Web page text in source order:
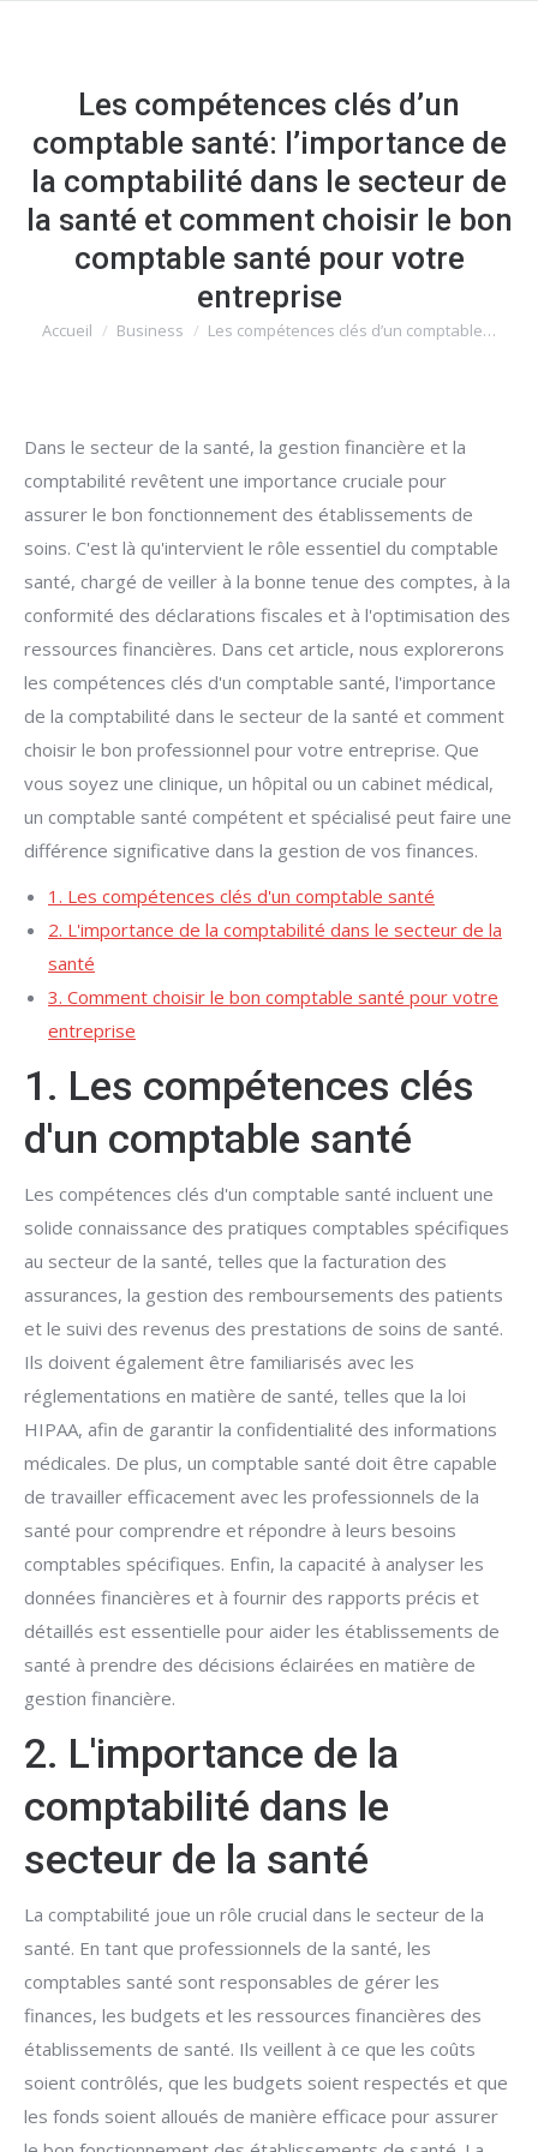
Les compétences clés d’un
comptable santé: l’importance de
la comptabilité dans le secteur de
la santé et comment choisir le bon
comptable santé pour votre
entreprise
Vous êtes ici :
Accueil Business Les compétences clés d’un comptable…
Dans le secteur de la santé, la gestion financière et la
comptabilité revêtent une importance cruciale pour
assurer le bon fonctionnement des établissements de
soins. C'est là qu'intervient le rôle essentiel du comptable
santé, chargé de veiller à la bonne tenue des comptes, à la
conformité des déclarations fiscales et à l'optimisation des
ressources financières. Dans cet article, nous explorerons
les compétences clés d'un comptable santé, l'importance
de la comptabilité dans le secteur de la santé et comment
choisir le bon professionnel pour votre entreprise. Que
vous soyez une clinique, un hôpital ou un cabinet médical,
un comptable santé compétent et spécialisé peut faire une
différence significative dans la gestion de vos finances.
1. Les compétences clés d'un comptable santé
2. L'importance de la comptabilité dans le secteur de la
santé
3. Comment choisir le bon comptable santé pour votre
entreprise
1. Les compétences clés
d'un comptable santé
Les compétences clés d'un comptable santé incluent une
solide connaissance des pratiques comptables spécifiques
au secteur de la santé, telles que la facturation des
assurances, la gestion des remboursements des patients
et le suivi des revenus des prestations de soins de santé.
Ils doivent également être familiarisés avec les
réglementations en matière de santé, telles que la loi
HIPAA, afin de garantir la confidentialité des informations
médicales. De plus, un comptable santé doit être capable
de travailler efficacement avec les professionnels de la
santé pour comprendre et répondre à leurs besoins
comptables spécifiques. Enfin, la capacité à analyser les
données financières et à fournir des rapports précis et
détaillés est essentielle pour aider les établissements de
santé à prendre des décisions éclairées en matière de
gestion financière.
2. L'importance de la
comptabilité dans le
secteur de la santé
La comptabilité joue un rôle crucial dans le secteur de la
santé. En tant que professionnels de la santé, les
comptables santé sont responsables de gérer les
finances, les budgets et les ressources financières des
établissements de santé. Ils veillent à ce que les coûts
soient contrôlés, que les budgets soient respectés et que
les fonds soient alloués de manière efficace pour assurer